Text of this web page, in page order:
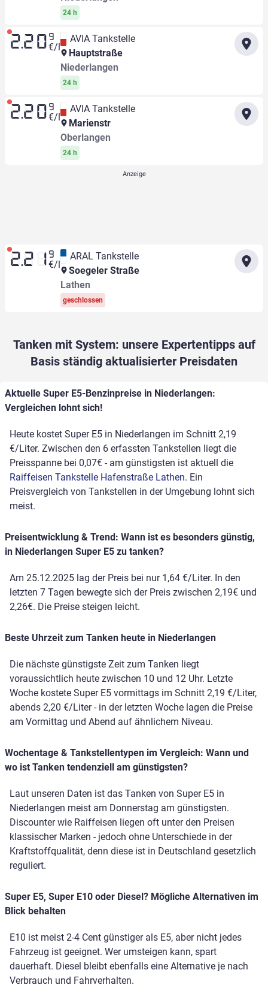
24 h
2.20 9
€/l
AVIA Tankstelle
Hauptstraße
Niederlangen
24 h
2.20 9
€/l
AVIA Tankstelle
Marienstr
Oberlangen
24 h
2.21 9
€/l
ARAL Tankstelle
Soegeler Straße
Lathen
geschlossen
Tanken mit System: unsere Expertentipps auf
Basis ständig aktualisierter Preisdaten
Aktuelle Super E5-Benzinpreise in Niederlangen:
Vergleichen lohnt sich!
Heute kostet Super E5 in Niederlangen im Schnitt 2,19
€/Liter. Zwischen den 6 erfassten Tankstellen liegt die
Preisspanne bei 0,07€ - am günstigsten ist aktuell die
Raiffeisen Tankstelle Hafenstraße Lathen. Ein
Preisvergleich von Tankstellen in der Umgebung lohnt sich
meist.
Preisentwicklung & Trend: Wann ist es besonders günstig,
in Niederlangen Super E5 zu tanken?
Am 25.12.2025 lag der Preis bei nur 1,64 €/Liter. In den
letzten 7 Tagen bewegte sich der Preis zwischen 2,19€ und
2,26€. Die Preise steigen leicht.
Beste Uhrzeit zum Tanken heute in Niederlangen
Die nächste günstigste Zeit zum Tanken liegt
voraussichtlich heute zwischen 10 und 12 Uhr. Letzte
Woche kostete Super E5 vormittags im Schnitt 2,19 €/Liter,
abends 2,20 €/Liter - in der letzten Woche lagen die Preise
am Vormittag und Abend auf ähnlichem Niveau.
Wochentage & Tankstellentypen im Vergleich: Wann und
wo ist Tanken tendenziell am günstigsten?
Laut unseren Daten ist das Tanken von Super E5 in
Niederlangen meist am Donnerstag am günstigsten.
Discounter wie Raiffeisen liegen oft unter den Preisen
klassischer Marken - jedoch ohne Unterschiede in der
Kraftstoffqualität, denn diese ist in Deutschland gesetzlich
reguliert.
Super E5, Super E10 oder Diesel? Mögliche Alternativen im
Blick behalten
E10 ist meist 2-4 Cent günstiger als E5, aber nicht jedes
Fahrzeug ist geeignet. Wer umsteigen kann, spart
dauerhaft. Diesel bleibt ebenfalls eine Alternative je nach
Verbrauch und Fahrverhalten.